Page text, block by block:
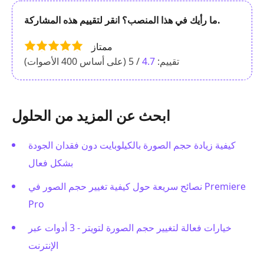
ما رأيك في هذا المنصب؟ انقر لتقييم هذه المشاركة.
ممتاز
تقييم: 4.7/ 5 (على أساس 400 الأصوات)
ابحث عن المزيد من الحلول
كيفية زيادة حجم الصورة بالكيلوبايت دون فقدان الجودة
بشكل فعال
نصائح سريعة حول كيفية تغيير حجم الصور في Premiere
Pro
خيارات فعالة لتغيير حجم الصورة لتويتر - 3 أدوات عبر
الإنترنت